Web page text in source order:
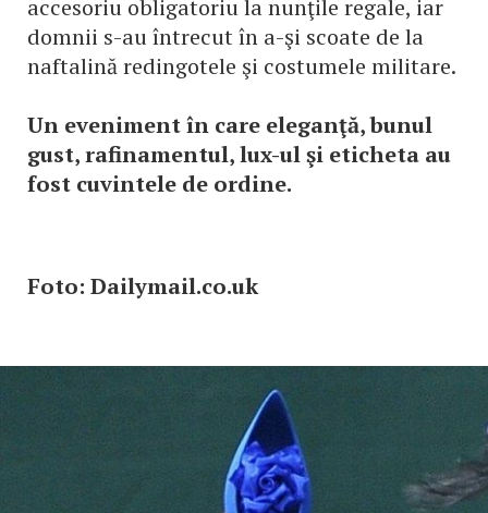
accesoriu obligatoriu la nunţile regale, iar
domnii s-au întrecut în a-şi scoate de la
naftalină redingotele şi costumele militare.
Un eveniment în care eleganţă, bunul
gust, rafinamentul, lux-ul şi eticheta au
fost cuvintele de ordine.
Foto: Dailymail.co.uk